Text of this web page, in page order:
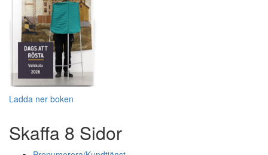
Ladda ner boken
Skaffa 8 Sidor